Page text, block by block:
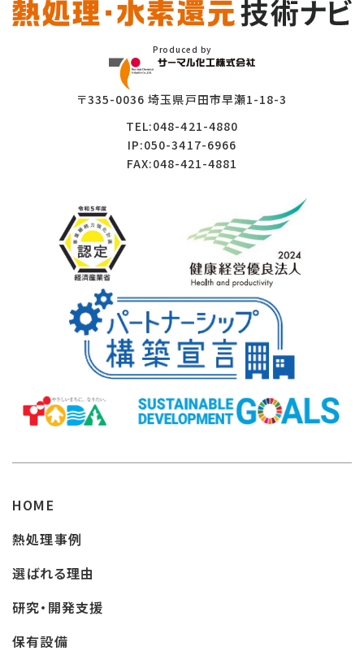
Produced by
〒335-0036 埼玉県戸田市早瀬1-18-3
TEL:048-421-4880
IP:050-3417-6966
FAX:048-421-4881
HOME
熱処理事例
選ばれる理由
研究・開発支援
保有設備